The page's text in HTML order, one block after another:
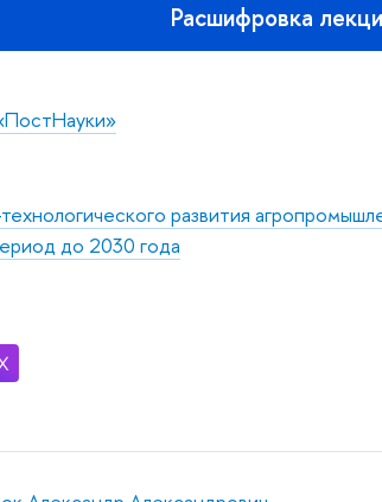
Расшифровка
ПостНауки»
развития
до 2030 года